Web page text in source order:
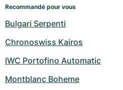
Recommandé pour vous
Bulgari Serpenti
Chronoswiss Kairos
IWC Portofino Automatic
Montblanc Boheme